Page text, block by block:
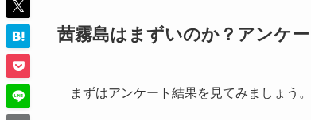
茜霧島はまずいのか？アンケ
まずはアンケート結果を見てみましょう。